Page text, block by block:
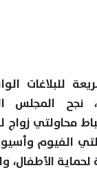
للبلاغات
(16000)، نجح
محاولتي زواج
الفيوم
الأطفال،